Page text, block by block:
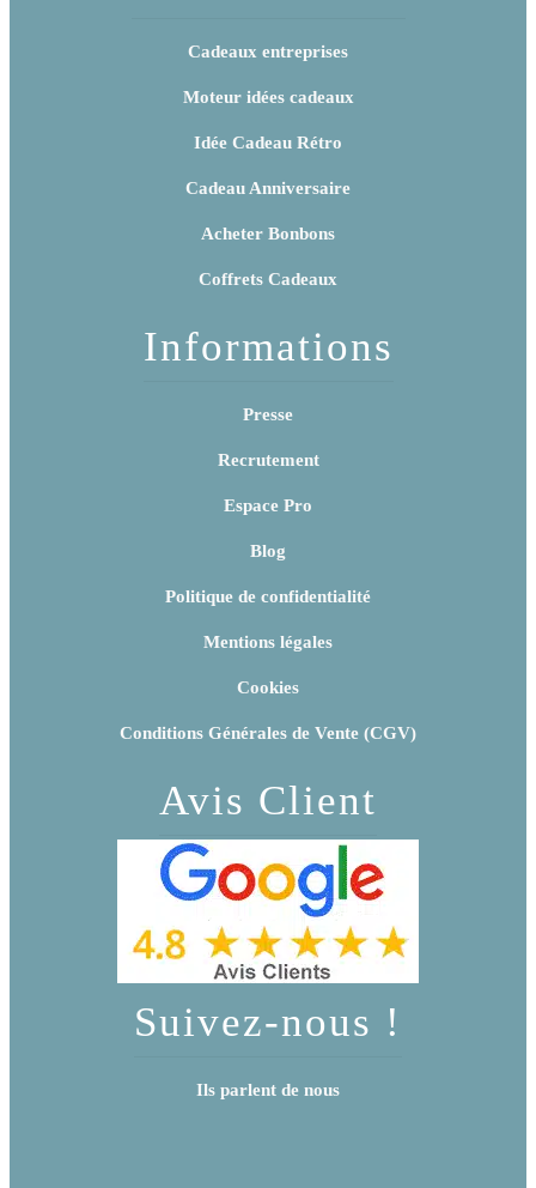
Cadeaux entreprises
Moteur idées cadeaux
Idée Cadeau Rétro
Cadeau Anniversaire
Acheter Bonbons
Coffrets Cadeaux
Informations
Presse
Recrutement
Espace Pro
Blog
Politique de confidentialité
Mentions légales
Cookies
Conditions Générales de Vente (CGV)
Avis Client
Suivez-nous !
Ils parlent de nous